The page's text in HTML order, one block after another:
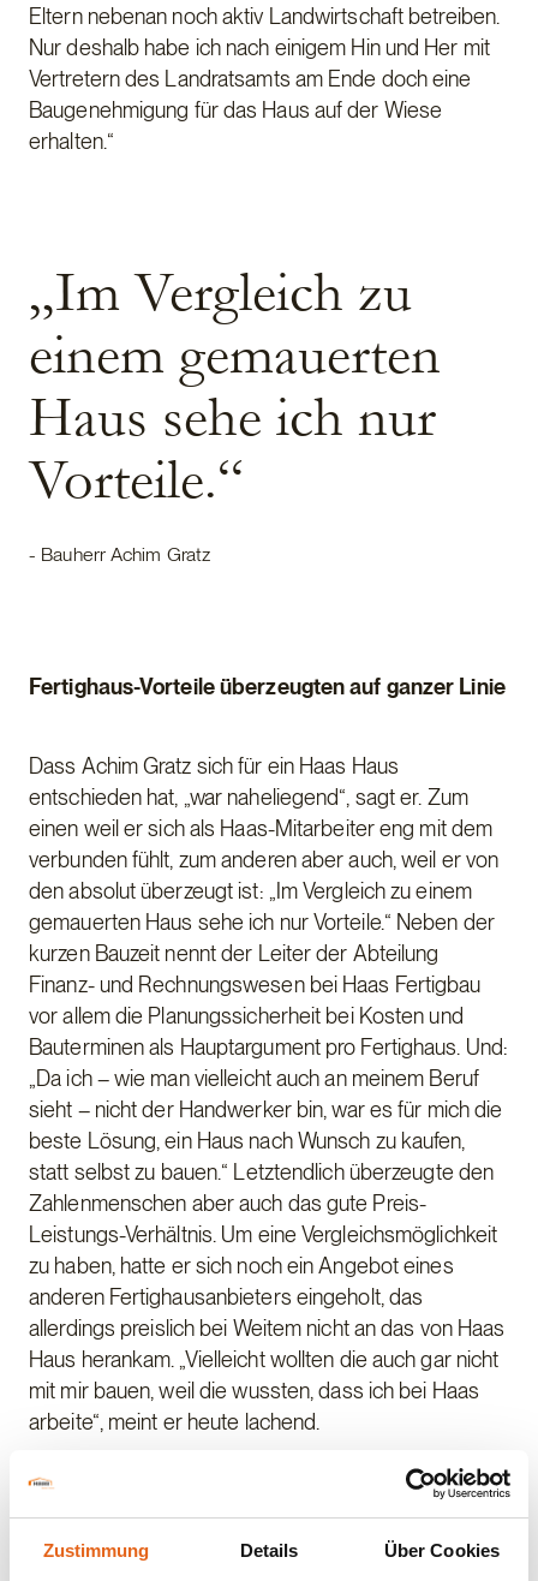
Zustimmung Details Über Cookies
Eltern nebenan noch aktiv Landwirtschaft betreiben.
Nur deshalb habe ich nach einigem Hin und Her mit
Vertretern des Landratsamts am Ende doch eine
Baugenehmigung für das Haus auf der Wiese
erhalten.“
„Im Vergleich zu
einem gemauerten
Haus sehe ich nur
Vorteile.“
- Bauherr Achim Gratz
Fertighaus-Vorteile überzeugten auf ganzer Linie
Dass Achim Gratz sich für ein Haas Haus
entschieden hat, „war naheliegend“, sagt er. Zum
einen weil er sich als Haas-Mitarbeiter eng mit dem
verbunden fühlt, zum anderen aber auch, weil er von
den absolut überzeugt ist: „Im Vergleich zu einem
gemauerten Haus sehe ich nur Vorteile.“ Neben der
kurzen Bauzeit nennt der Leiter der Abteilung
Finanz- und Rechnungswesen bei Haas Fertigbau
vor allem die Planungssicherheit bei Kosten und
Bauterminen als Hauptargument pro Fertighaus. Und:
„Da ich – wie man vielleicht auch an meinem Beruf
sieht – nicht der Handwerker bin, war es für mich die
beste Lösung, ein Haus nach Wunsch zu kaufen,
statt selbst zu bauen.“ Letztendlich überzeugte den
Zahlenmenschen aber auch das gute Preis-
Leistungs-Verhältnis. Um eine Vergleichsmöglichkeit
zu haben, hatte er sich noch ein Angebot eines
anderen Fertighausanbieters eingeholt, das
allerdings preislich bei Weitem nicht an das von Haas
Haus herankam. „Vielleicht wollten die auch gar nicht
mit mir bauen, weil die wussten, dass ich bei Haas
arbeite“, meint er heute lachend.